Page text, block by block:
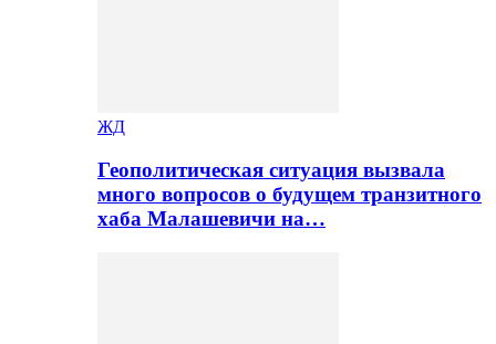
ЖД
Геополитическая ситуация вызвала
много вопросов о будущем транзитного
хаба Малашевичи на…